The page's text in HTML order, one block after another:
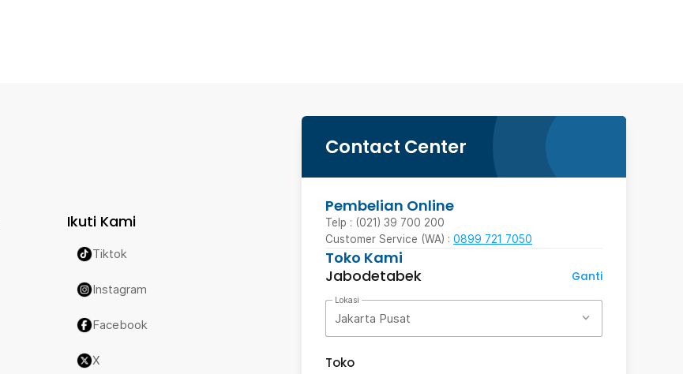
Contact Center
Pembelian Online
Telp : (021) 39 700 200
Customer Service (WA) : 0899 721 7050
Toko Kami
Jabodetabek
Ganti
Lokasi
Jakarta Pusat
Toko
Ikuti Kami
Tiktok
Instagram
Facebook
X